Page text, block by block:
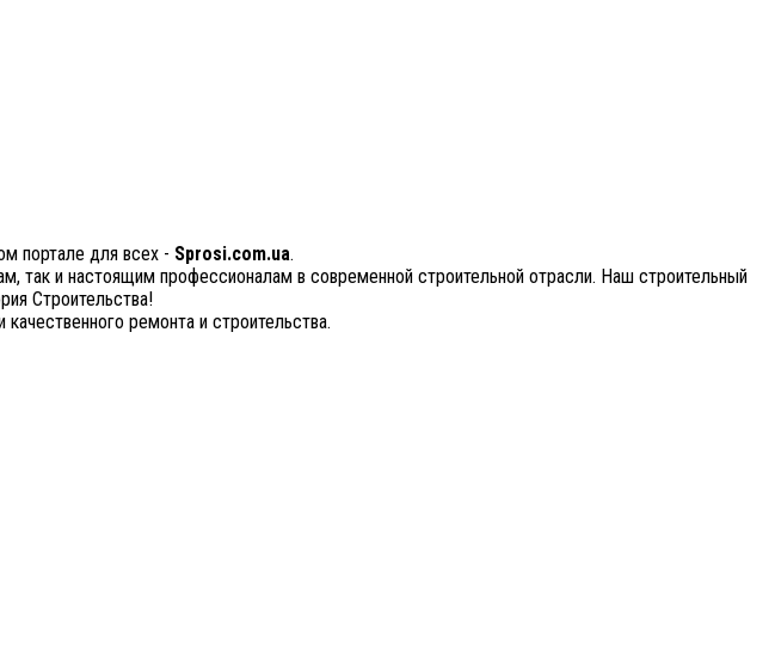
портале для всех - Sprosi.com.ua.
так и настоящим профессионалам в современной строительной отрасли. Наш строительный
Строительства!
ремонта и строительства.